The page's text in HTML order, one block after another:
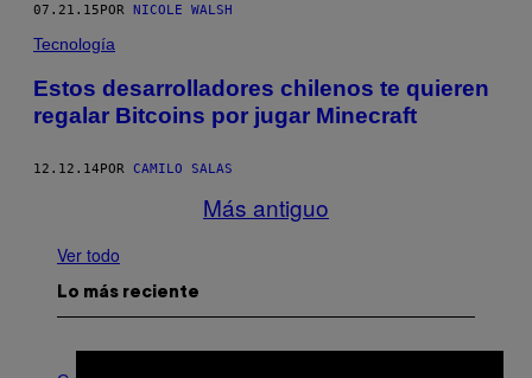
07.21.15POR NICOLE WALSH
Tecnología
Estos desarrolladores chilenos te quieren
regalar Bitcoins por jugar Minecraft
12.12.14 POR CAMILO SALAS
Más antiguo
Ver todo
Lo más reciente